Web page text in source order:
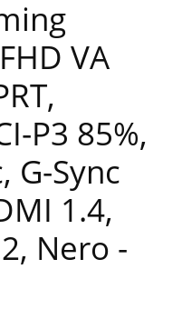
VA
P3 85%,
G-Sync
1.4,
Nero -